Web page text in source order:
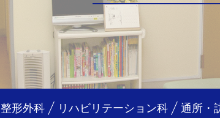
整形外科 リハビリテーション科 通所・